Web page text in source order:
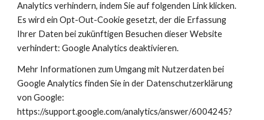
Analytics verhindern, indem Sie auf folgenden Link klicken.
Es wird ein Opt-Out-Cookie gesetzt, der die Erfassung
Ihrer Daten bei zukünftigen Besuchen dieser Website
verhindert: Google Analytics deaktivieren.
Mehr Informationen zum Umgang mit Nutzerdaten bei
Google Analytics finden Sie in der Datenschutzerklärung
https://support.google.com/analytics/answer/6004245?